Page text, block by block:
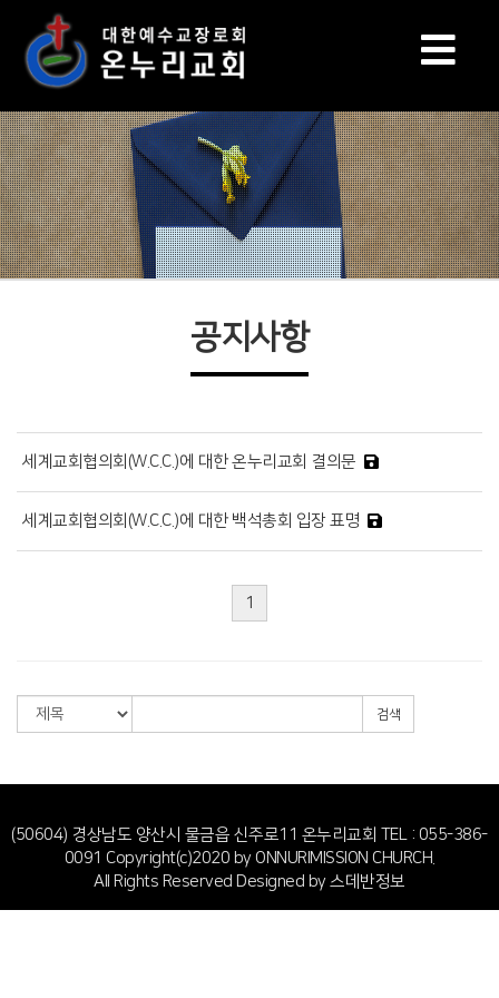
공지사항
세계교회협의회(W.C.C.)에 대한 온누리교회 결의문
세계교회협의회(W.C.C.)에 대한 백석총회 입장 표명
1
검색
(50604) 경상남도 양산시 물금읍 신주로11 온누리교회 TEL : 055-386-
0091 Copyright(c)2020 by ONNURIMISSION CHURCH.
All Rights Reserved Designed by스데반정보